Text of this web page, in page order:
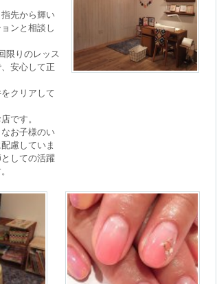
先から輝い
ンと相談し
限りのレッス
安心して正
クリアして
です。
お子様のい
慮していま
しての活躍